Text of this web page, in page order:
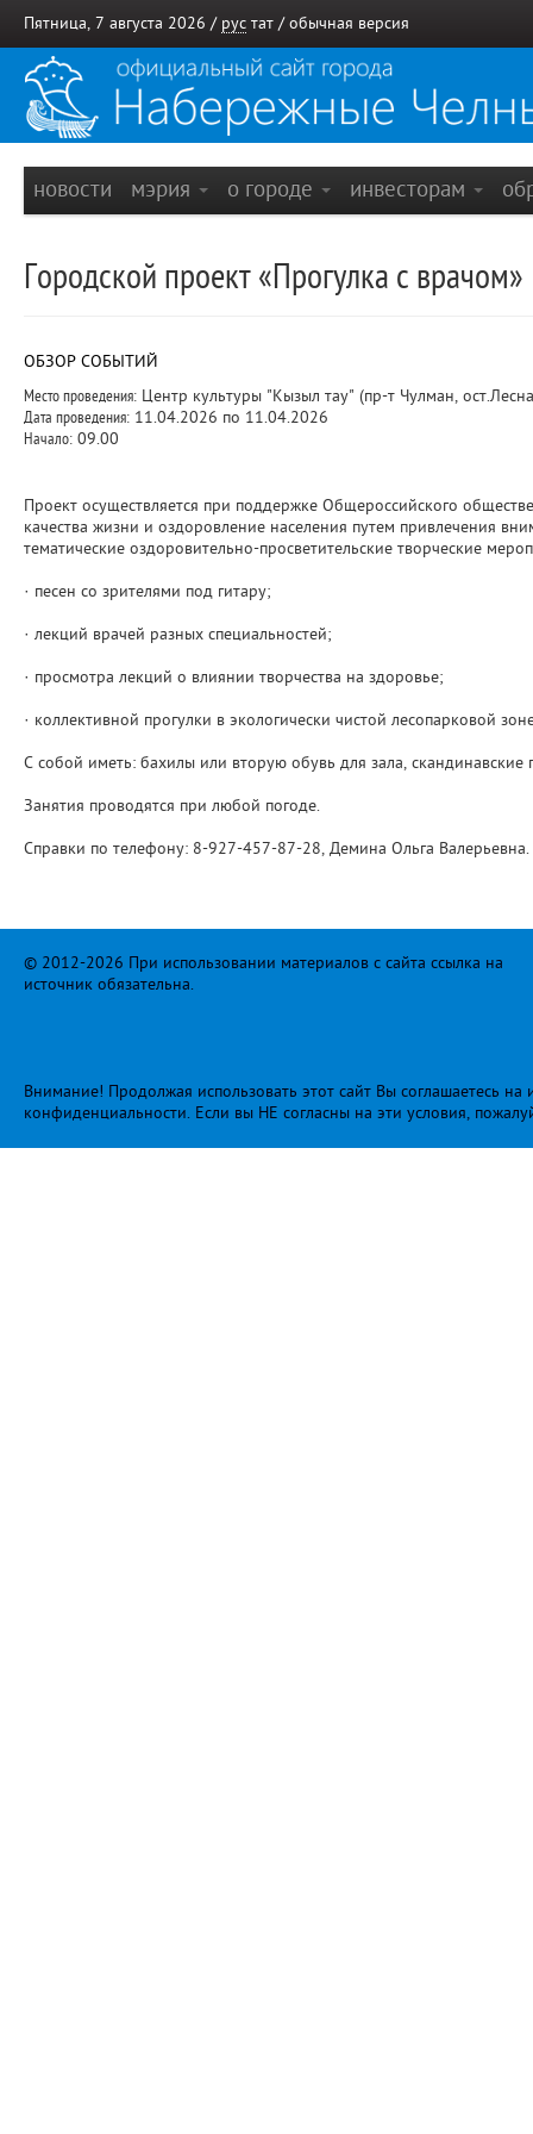
Пятница, 7 августа 2026 / рус тат / обычная версия
новости мэрия о городе инвесторам
Городской проект «Прогулка с врачом»
ОБЗОР СОБЫТИЙ
Место проведения: Центр культуры "Кызыл тау" (пр-т Чулман,
Дата проведения: 11.04.2026 по 11.04.2026
Начало: 09.00
Проект осуществляется при поддержке Общероссийского
качества жизни и оздоровление населения путем привлечения
тематические оздоровительно-просветительские творческие
· песен со зрителями под гитару;
· лекций врачей разных специальностей;
· просмотра лекций о влиянии творчества на здоровье;
· коллективной прогулки в экологически чистой лесопарковой
С собой иметь: бахилы или вторую обувь для зала,
Занятия проводятся при любой погоде.
Справки по телефону: 8-927-457-87-28, Демина Ольга Валерьевна.
© 2012-2026 При использовании материалов с сайта ссылка на
источник обязательна.
Внимание! Продолжая использовать этот сайт Вы соглашаетесь
конфиденциальности. Если вы НЕ согласны на эти условия,